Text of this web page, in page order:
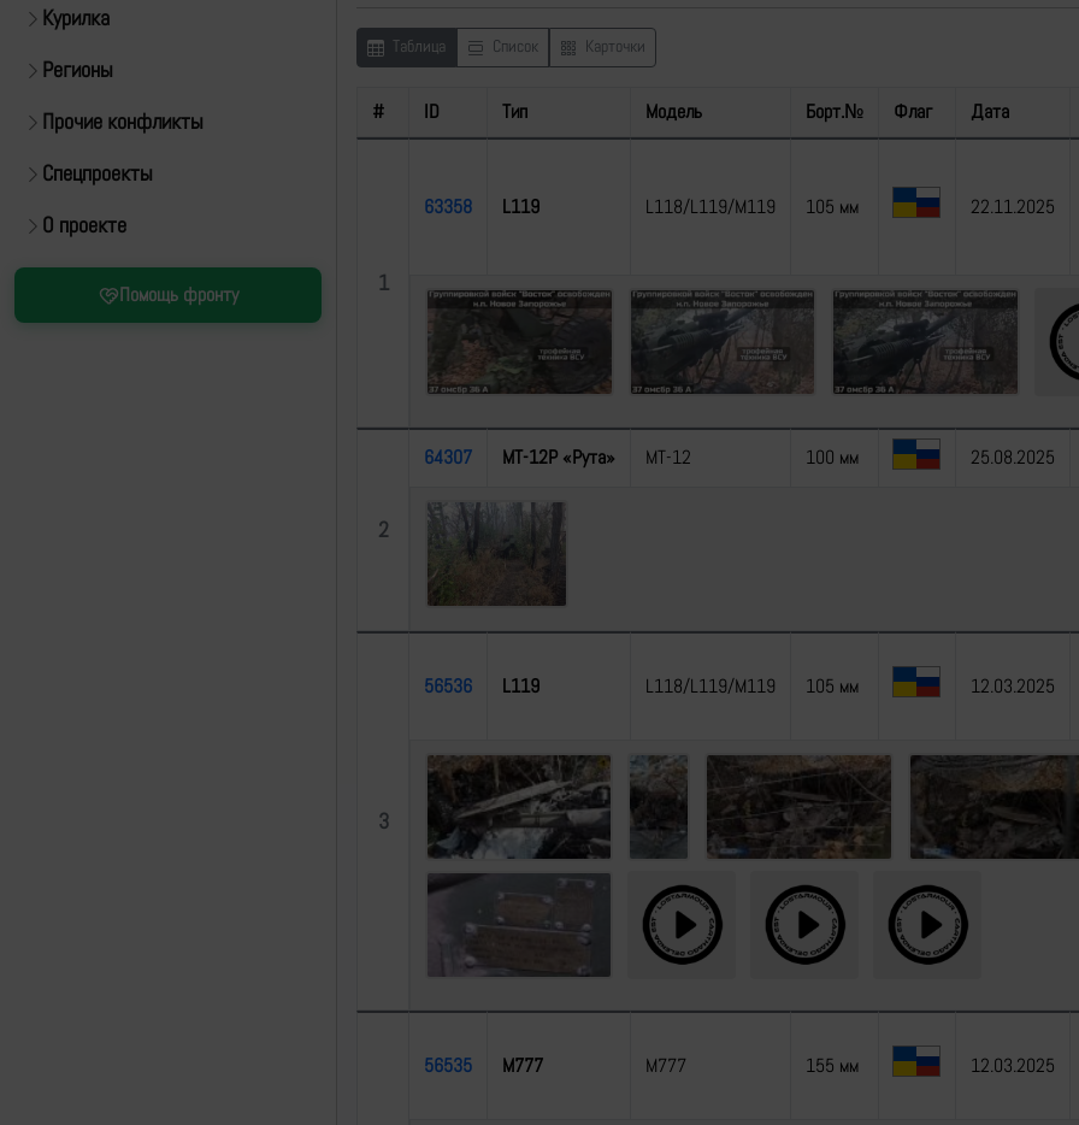
Курилка
Регионы
Прочие конфликты
Спецпроекты
О проекте
Помощь фронту
Таблица Список Карточки
# ID Тип Модель Борт.№ Флаг Дата
1
63358 L119 L118/L119/M119 105 мм 22.11.2025
2
64307 МТ-12Р «Рута» МТ-12 100 мм 25.08.2025
3
56536 L119 L118/L119/M119 105 мм 12.03.2025
56535 M777 M777 155 мм 12.03.2025